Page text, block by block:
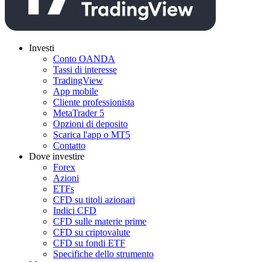
Investi
Conto OANDA
Tassi di interesse
TradingView
App mobile
Cliente professionista
MetaTrader 5
Opzioni di deposito
Scarica l'app o MT5
Contatto
Dove investire
Forex
Azioni
ETFs
CFD su titoli azionari
Indici CFD
CFD sulle materie prime
CFD su criptovalute
CFD su fondi ETF
Specifiche dello strumento